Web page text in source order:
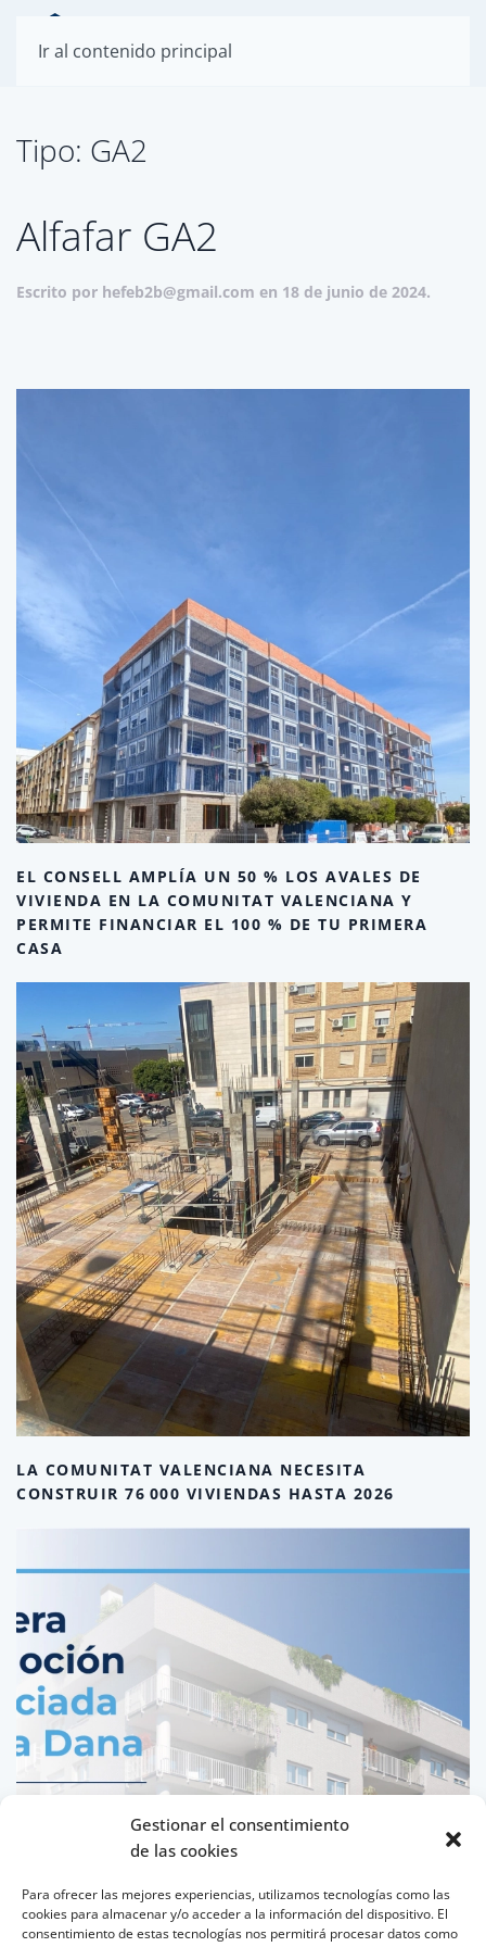
Gestionar el consentimiento
de las cookies
Para ofrecer las mejores experiencias, utilizamos tecnologías como las
cookies para almacenar y/o acceder a la información del dispositivo. El
consentimiento de estas tecnologías nos permitirá procesar datos como
Ir al contenido principal
Tipo: GA2
Alfafar GA2
Escrito por hefeb2b@gmail.com en 18 de junio de 2024.
EL CONSELL AMPLÍA UN 50 % LOS AVALES DE
VIVIENDA EN LA COMUNITAT VALENCIANA Y
PERMITE FINANCIAR EL 100 % DE TU PRIMERA
CASA
LA COMUNITAT VALENCIANA NECESITA
CONSTRUIR 76 000 VIVIENDAS HASTA 2026